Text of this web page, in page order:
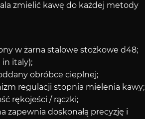
zmielić kawę do każdej metody
w żarna stalowe stożkowe d48;
italy);
obróbce cieplnej;
regulacji stopnia mielenia kawy;
rękojeści / rączki;
zapewnia doskonałą precyzję i